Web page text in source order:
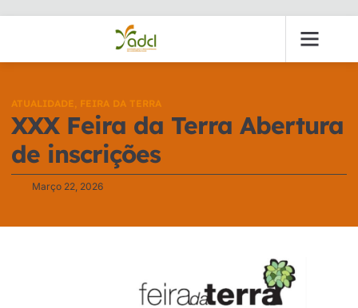
ATUALIDADE FEIRA DA TERRA
XXX Feira da Terra Abertura
de inscrições
Março 22, 2026